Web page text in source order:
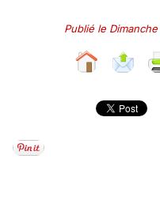
Publié le